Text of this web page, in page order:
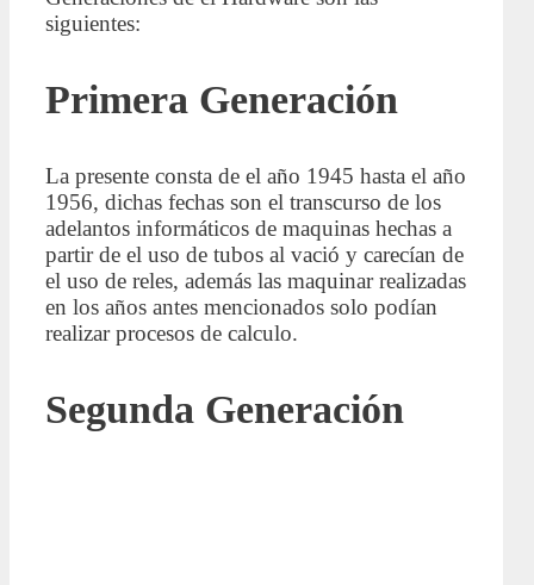
siguientes:
Primera Generación
La presente consta de el año 1945 hasta el año
1956, dichas fechas son el transcurso de los
adelantos informáticos de maquinas hechas a
partir de el uso de tubos al vació y carecían de
el uso de reles, además las maquinar realizadas
en los años antes mencionados solo podían
realizar procesos de calculo.
Segunda Generación